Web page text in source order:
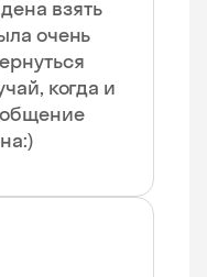
взять
очень
когда и